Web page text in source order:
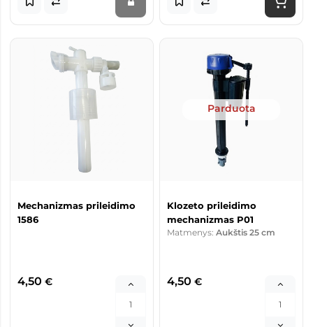
Mechanizmas prileidimo
1586
4,50 €
Parduota
Klozeto prileidimo
mechanizmas P01
Matmenys: Aukštis 25 cm
4,50 €